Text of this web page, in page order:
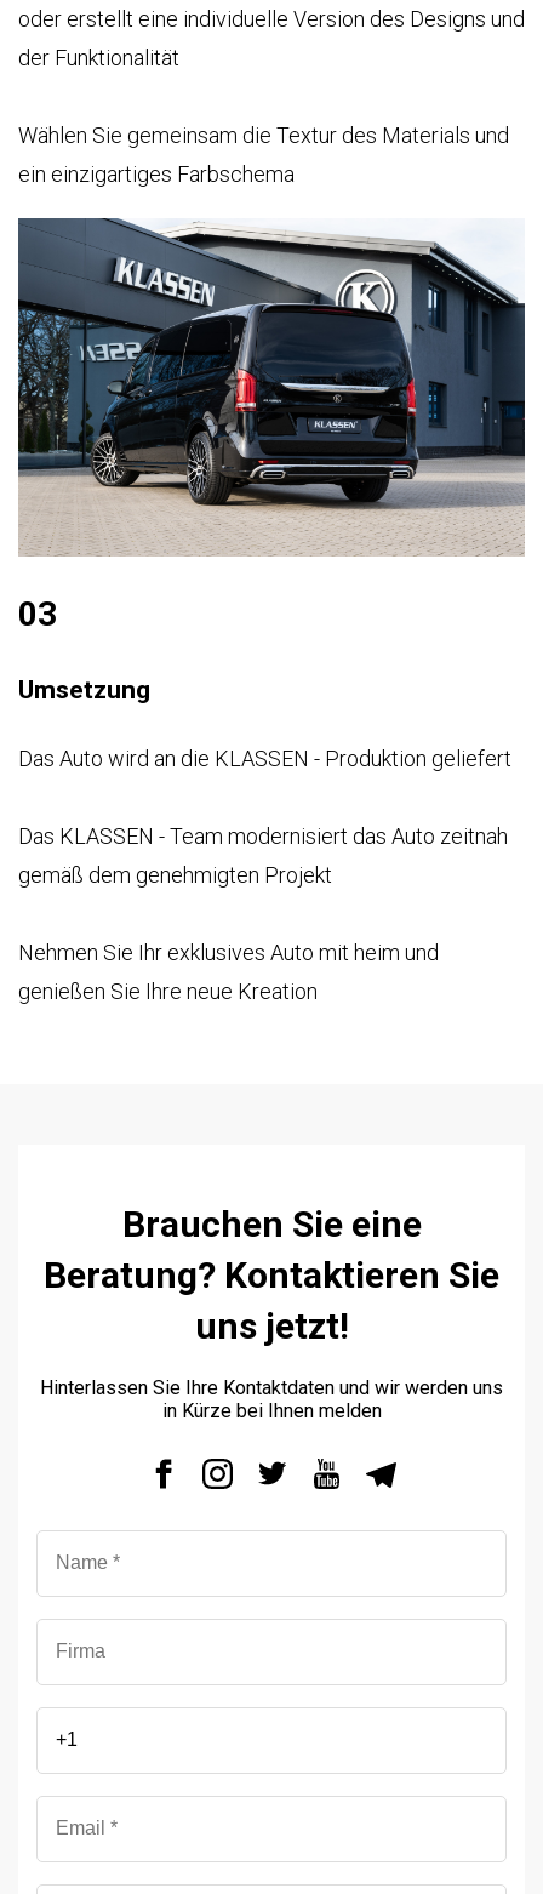
oder erstellt eine individuelle Version des Designs und
der Funktionalität
Wählen Sie gemeinsam die Textur des Materials und
ein einzigartiges Farbschema
03
Umsetzung
Das Auto wird an die KLASSEN - Produktion geliefert
Das KLASSEN - Team modernisiert das Auto zeitnah
gemäß dem genehmigten Projekt
Nehmen Sie Ihr exklusives Auto mit heim und
genießen Sie Ihre neue Kreation
Brauchen Sie eine
Beratung? Kontaktieren Sie
uns jetzt!
Hinterlassen Sie Ihre Kontaktdaten und wir werden uns
in Kürze bei Ihnen melden